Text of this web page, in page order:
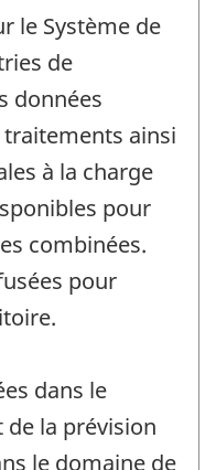
le Système de
de
données
ainsi
à la charge
pour
combinées.
pour
dans le
la prévision
le domaine de